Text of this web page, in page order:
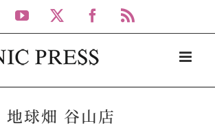
Instagram
YouTube Facebook
地球畑 谷山店